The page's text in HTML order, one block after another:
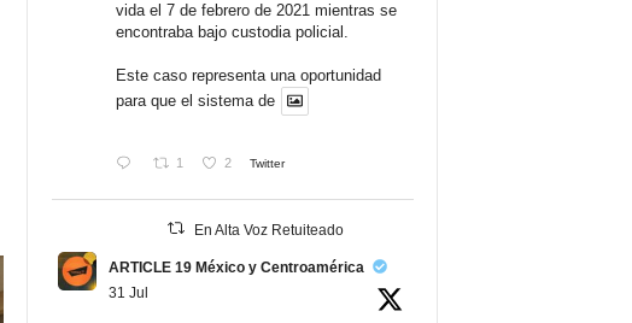
vida el 7 de febrero de 2021 mientras se
encontraba bajo custodia policial.
Este caso representa una oportunidad
para que el sistema de
1 2 Twitter
En Alta Voz Retuiteado
ARTICLE 19 México y Centroamérica
31 Jul